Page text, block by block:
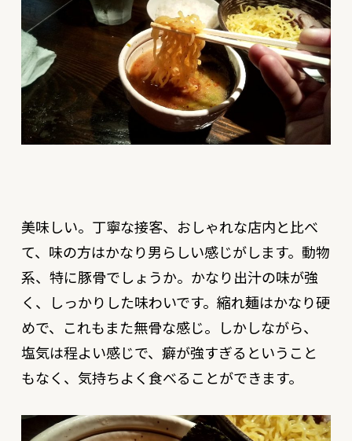
美味しい。丁寧な接客、おしゃれな店内と比べ
て、味の方はかなり男らしい感じがします。動物
系、特に豚骨でしょうか。かなり出汁の味が強
く、しっかりした味わいです。縮れ麺はかなり硬
めで、これもまた無骨な感じ。しかしながら、
塩気は程よい感じで、癖が強すぎるということ
もなく、気持ちよく食べることができます。